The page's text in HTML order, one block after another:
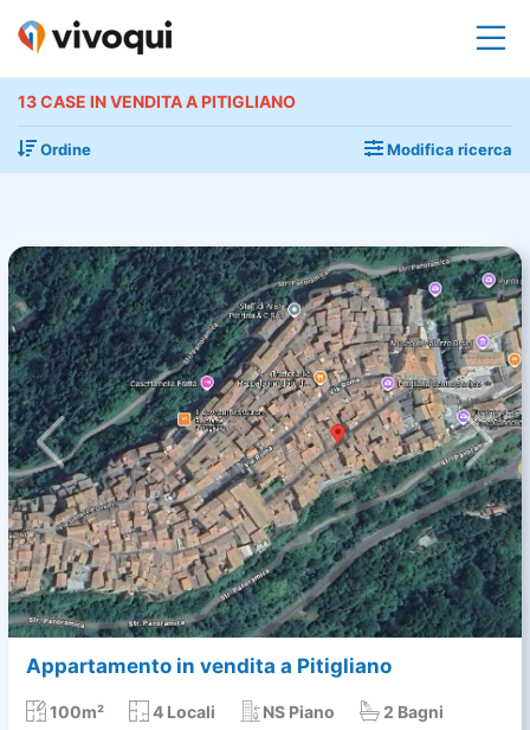
13 CASE IN VENDITA A PITIGLIANO
Ordine Modifica ricerca
Appartamento in vendita a Pitigliano
100m² 4 Locali NS Piano 2 Bagni